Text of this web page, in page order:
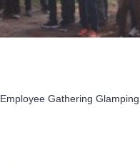
Employee Gathering